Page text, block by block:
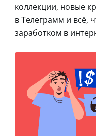
коллекции, новые
в Телеграмм и всё,
заработком в